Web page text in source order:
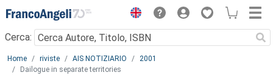
Menu
Cerca:
Main content
Home riviste AIS NOTIZIARIO
2001
Dailogue in separate territories